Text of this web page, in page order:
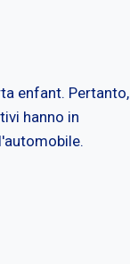
enfant. Pertanto,
hanno in